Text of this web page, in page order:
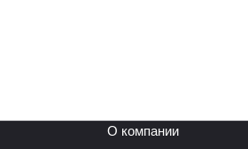
О компании